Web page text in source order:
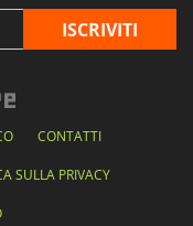
CONTATTI
SULLA PRIVACY